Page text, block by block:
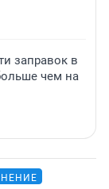
заправок в
чем на